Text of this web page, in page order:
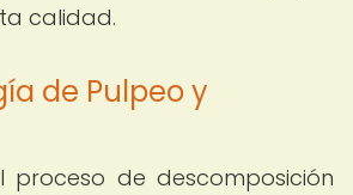
calidad.
de Pulpeo y
proceso de descomposición